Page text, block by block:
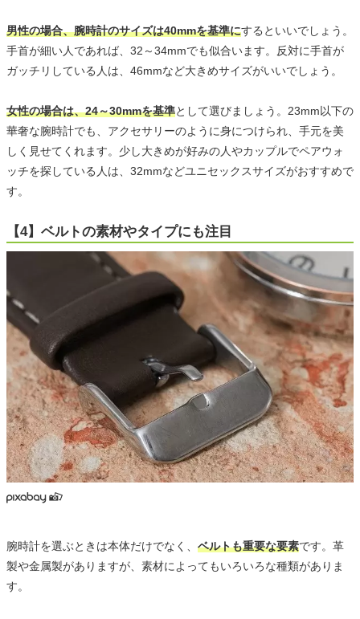
男性の場合、腕時計のサイズは40mmを基準にするといいでしょう。
手首が細い人であれば、32～34mmでも似合います。反対に手首が
ガッチリしている人は、46mmなど大きめサイズがいいでしょう。
女性の場合は、24～30mmを基準として選びましょう。23mm以下の
華奢な腕時計でも、アクセサリーのように身につけられ、手元を美
しく見せてくれます。少し大きめが好みの人やカップルでペアウォ
ッチを探している人は、32mmなどユニセックスサイズがおすすめで
す。
【4】ベルトの素材やタイプにも注目
腕時計を選ぶときは本体だけでなく、 ベルトも重要な要素です。革
製や金属製がありますが、素材によってもいろいろな種類がありま
す。